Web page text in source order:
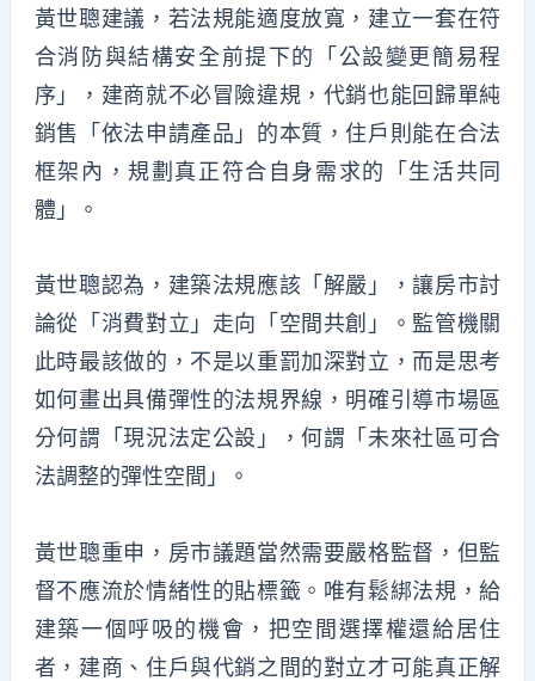
黃世聰建議，若法規能適度放寬，建立一套在符
合消防與結構安全前提下的「公設變更簡易程
序」，建商就不必冒險違規，代銷也能回歸單純
銷售「依法申請產品」的本質，住戶則能在合法
框架內，規劃真正符合自身需求的「生活共同
體」。
黃世聰認為，建築法規應該「解嚴」，讓房市討
論從「消費對立」走向「空間共創」。監管機關
此時最該做的，不是以重罰加深對立，而是思考
如何畫出具備彈性的法規界線，明確引導市場區
分何謂「現況法定公設」，何謂「未來社區可合
法調整的彈性空間」。
黃世聰重申，房市議題當然需要嚴格監督，但監
督不應流於情緒性的貼標籤。唯有鬆綁法規，給
建築一個呼吸的機會，把空間選擇權還給居住
者，建商、住戶與代銷之間的對立才可能真正解